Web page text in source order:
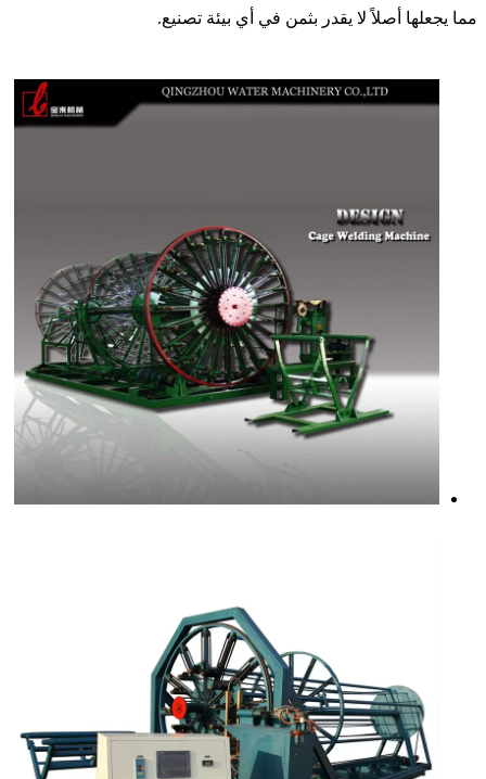
مما يجعلها أصلاً لا يقدر بثمن في أي بيئة تصنيع.